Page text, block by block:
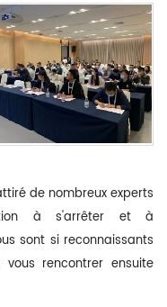
de nombreux experts
à s'arrêter et à
sont si reconnaissants
rencontrer ensuite